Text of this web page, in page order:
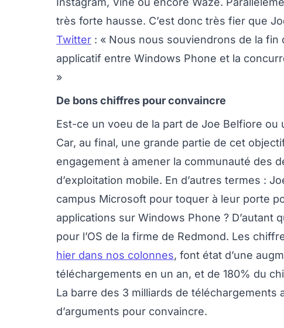
très forte hausse. C’est donc très fier que
Twitter : « Nous nous souviendrons de la
applicatif entre Windows Phone et la
»
De bons chiffres pour convaincre
Est-ce un voeu de la part de Joe Belfiore ou
Car, au final, une grande partie de cet
engagement à amener la communauté des
d’exploitation mobile. En d’autres termes :
campus Microsoft pour toquer à leur porte
applications sur Windows Phone ? D’autant
pour l’OS de la firme de Redmond. Les
hier dans nos colonnes, font état d’une
téléchargements en un an, et de 180% du
La barre des 3 milliards de téléchargements
d’arguments pour convaincre.